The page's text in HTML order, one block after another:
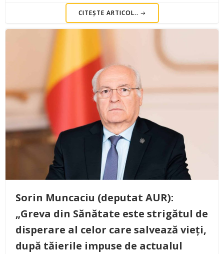
CITEȘTE ARTICOL..
Sorin Muncaciu (deputat AUR):
„Greva din Sănătate este strigătul de
disperare al celor care salvează vieți,
după tăierile impuse de actualul